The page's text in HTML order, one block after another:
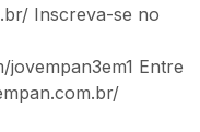
Inscreva-se no
Entre